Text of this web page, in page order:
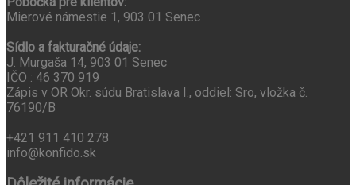
Mierové námestie 1, 903 01 Senec
Sídlo a fakturačné údaje:
J. Murgaša 14, 903 01 Senec
IČO : 46 370 919
Zápis v OR Okr. súdu Bratislava I., oddiel: Sro, vložka č.
76190/B
+421 911 410 278
info@konfido.sk